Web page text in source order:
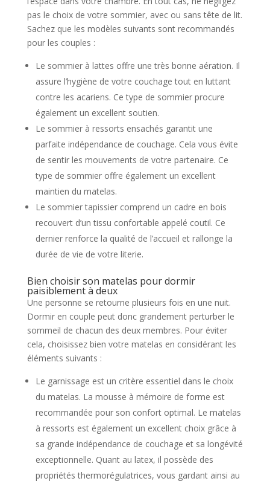
pas le choix de votre sommier, avec ou sans tête de lit.
Sachez que les modèles suivants sont recommandés
pour les couples :
Le sommier à lattes offre une très bonne aération. Il
assure l’hygiène de votre couchage tout en luttant
contre les acariens. Ce type de sommier procure
également un excellent soutien.
Le sommier à ressorts ensachés garantit une
parfaite indépendance de couchage. Cela vous évite
de sentir les mouvements de votre partenaire. Ce
type de sommier offre également un excellent
maintien du matelas.
Le sommier tapissier comprend un cadre en bois
recouvert d’un tissu confortable appelé coutil. Ce
dernier renforce la qualité de l’accueil et rallonge la
durée de vie de votre literie.
Bien choisir son matelas pour dormir
paisiblement à deux
Une personne se retourne plusieurs fois en une nuit.
Dormir en couple peut donc grandement perturber le
sommeil de chacun des deux membres. Pour éviter
cela, choisissez bien votre matelas en considérant les
éléments suivants :
Le garnissage est un critère essentiel dans le choix
du matelas. La mousse à mémoire de forme est
recommandée pour son confort optimal. Le matelas
à ressorts est également un excellent choix grâce à
sa grande indépendance de couchage et sa longévité
exceptionnelle. Quant au latex, il possède des
propriétés thermorégulatrices, vous gardant ainsi au